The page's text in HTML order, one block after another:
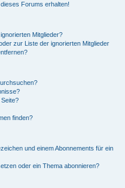
Forums erhalten!
Mitglieder?
zur Liste der ignorierten Mitglieder
finden?
und einem Abonnements für ein
oder ein Thema abonnieren?